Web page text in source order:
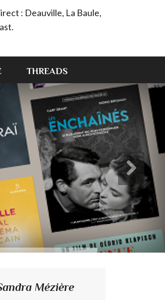
: Deauville, La Baule,
THREADS
Mézière